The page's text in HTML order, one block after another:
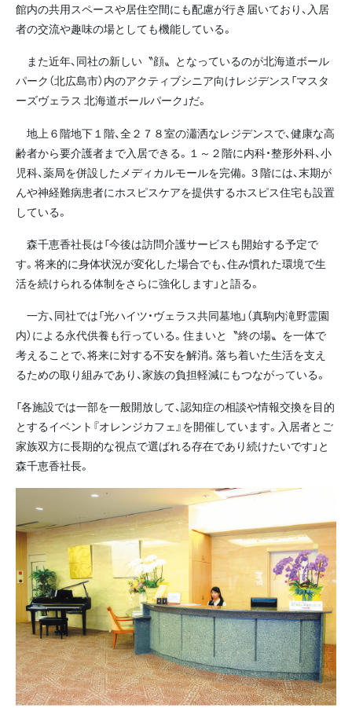
館内の共用スペースや居住空間にも配慮が行き届いており、入居
者の交流や趣味の場としても機能している。
また近年、同社の新しい〝顔〟となっているのが北海道ボール
パーク（北広島市）内のアクティブシニア向けレジデンス「マスタ
ーズヴェラス 北海道ボールパーク」だ。
地上６階地下１階、全２７８室の瀟洒なレジデンスで、健康な高
齢者から要介護者まで入居できる。１～２階に内科・整形外科、小
児科、薬局を併設したメディカルモールを完備。３階には、末期が
んや神経難病患者にホスピスケアを提供するホスピス住宅も設置
している。
森千恵香社長は「今後は訪問介護サービスも開始する予定で
す。将来的に身体状況が変化した場合でも、住み慣れた環境で生
活を続けられる体制をさらに強化します」と語る。
一方、同社では「光ハイツ・ヴェラス共同墓地」（真駒内滝野霊園
内）による永代供養も行っている。住まいと〝終の場〟を一体で
考えることで、将来に対する不安を解消。落ち着いた生活を支え
るための取り組みであり、家族の負担軽減にもつながっている。
「各施設では一部を一般開放して、認知症の相談や情報交換を目的
とするイベント『オレンジカフェ』を開催しています。入居者とご
家族双方に長期的な視点で選ばれる存在であり続けたいです」と
森千恵香社長。